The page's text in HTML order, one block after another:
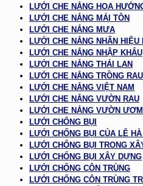
LƯỚI CHE NẮNG HOA
LƯỚI CHE NẮNG MÁI TÔN
LƯỚI CHE NẮNG MƯA
LƯỚI CHE NẮNG NHÃN
LƯỚI CHE NẮNG NHẬP KHẨU
LƯỚI CHE NẮNG THÁI LAN
LƯỚI CHE NẮNG TRỒNG RAU
LƯỚI CHE NẮNG VIỆT NAM
LƯỚI CHE NẮNG VƯỜN RAU
LƯỚI CHE NẮNG VƯỜN ƯƠM
LƯỚI CHỐNG BỤI
LƯỚI CHỐNG BỤI CỦA LÊ
LƯỚI CHỐNG BỤI TRONG
LƯỚI CHỐNG BỤI XÂY DỰNG
LƯỚI CHỐNG CÔN TRÙNG
LƯỚI CHỐNG CÔN TRÙNG